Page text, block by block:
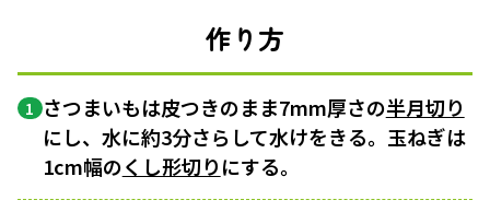
作り方
1 さつまいもは皮つきのまま7mm厚さの半月切り
にし、水に約3分さらして水けをきる。玉ねぎは
1cm幅のくし形切りにする。